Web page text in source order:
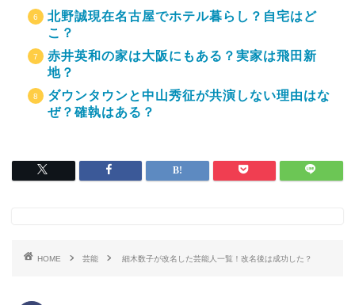
北野誠現在名古屋でホテル暮らし？自宅はど
こ？
赤井英和の家は大阪にもある？実家は飛田新
地？
ダウンタウンと中山秀征が共演しない理由はな
ぜ？確執はある？
HOME 芸能 細木数子が改名した芸能人一覧！改名後は成功した？